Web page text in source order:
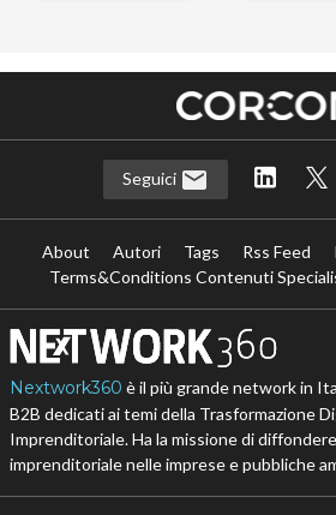
Seguici
About Autori Tags Rss Feed
Terms&Conditions Contenuti
Nextwork360 è il più grande network in
B2B dedicati ai temi della Trasformazione
Imprenditoriale. Ha la missione di
imprenditoriale nelle imprese e pubbliche